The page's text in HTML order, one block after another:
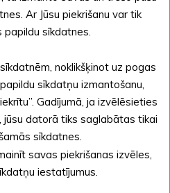
kanalizācijas izbūve,
kārtu izbūve. Pārējās
Sagatavojusi: Evita APLOKA,
Ar Jūsu piekrišanu var tik
sīkdatnes.
noklikšķinot uz pogas
sīkdatņu izmantošanu,
Gadījumā, ja izvēlēsieties
jūsu datorā tiks saglabātas tikai
sīkdatnes.
savas piekrišanas izvēles,
iestatījumus.